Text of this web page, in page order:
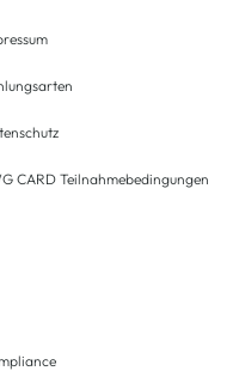
CARD Teilnahmebedingungen